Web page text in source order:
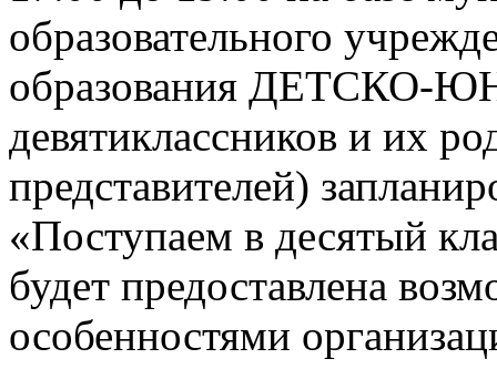
образовательного
образования
девятиклассников и их
представителей)
«Поступаем в десятый
будет предоставлена
особенностями